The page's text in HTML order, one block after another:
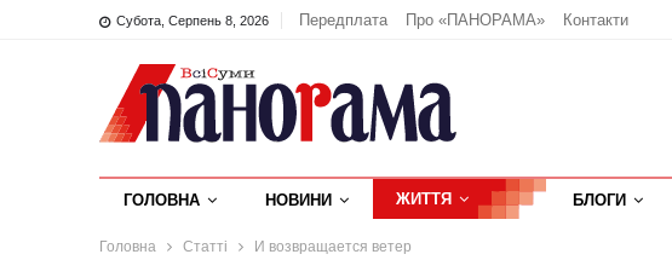
Субота, Серпень 8, 2026 Передплата Про «ПАНОРАМА» Контакти
ГОЛОВНА НОВИНИ ЖИТТЯ БЛОГИ
Головна Статті И возвращается ветер